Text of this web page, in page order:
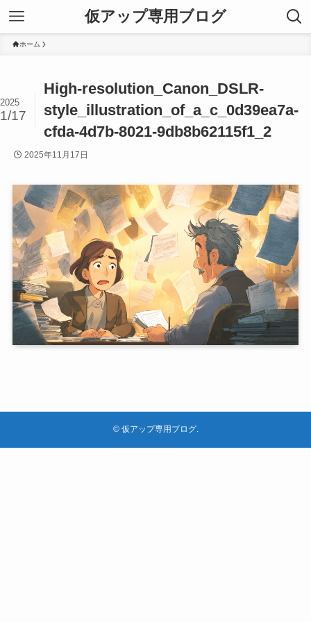
仮アップ専用ブログ
ホーム
High-resolution_Canon_DSLR-
style_illustration_of_a_c_0d39ea7a-
cfda-4d7b-8021-9db8b62115f1_2
2025
17
2025年11月17日
©仮アップ専用ブログ.